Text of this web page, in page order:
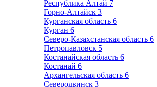
Республика Алтай 7
Горно-Алтайск 3
Курганская область 6
Курган 6
Северо-Казахстанская область 6
Петропавловск 5
Костанайская область 6
Костанай 6
Архангельская область 6
Северодвинск 3